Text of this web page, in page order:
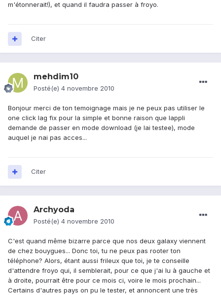
m'étonnerait!), et quand il faudra passer à froyo.
Citer
mehdim10
Posté(e) 4 novembre 2010
Bonjour merci de ton temoignage mais je ne peux pas utiliser le
one click lag fix pour la simple et bonne raison que lappli
demande de passer en mode download (je lai testee), mode
auquel je nai pas acces...
Citer
Archyoda
Posté(e) 4 novembre 2010
C'est quand même bizarre parce que nos deux galaxy viennent
de chez bouygues... Donc toi, tu ne peux pas rooter ton
téléphone? Alors, étant aussi frileux que toi, je te conseille
d'attendre froyo qui, il semblerait, pour ce que j'ai lu à gauche et
à droite, pourrait être pour ce mois ci, voire le mois prochain...
Certains d'autres pays on pu le tester, et annoncent une très